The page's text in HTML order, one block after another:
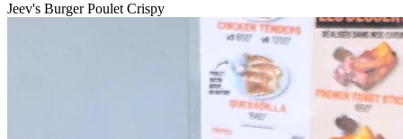
Jeev's Burger Poulet Crispy